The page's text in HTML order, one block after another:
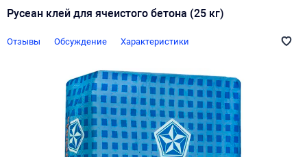
Русеан клей для ячеистого бетона (25 кг)
Отзывы Обсуждение Характеристики